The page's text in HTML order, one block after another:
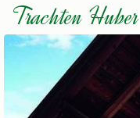
Trachten Huber